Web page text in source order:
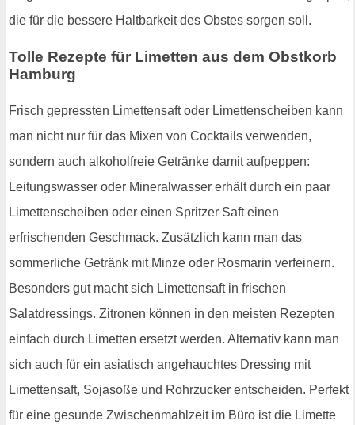
die für die bessere Haltbarkeit des Obstes sorgen soll.
Tolle Rezepte für Limetten aus dem Obstkorb
Hamburg
Frisch gepressten Limettensaft oder Limettenscheiben kann
man nicht nur für das Mixen von Cocktails verwenden,
sondern auch alkoholfreie Getränke damit aufpeppen:
Leitungswasser oder Mineralwasser erhält durch ein paar
Limettenscheiben oder einen Spritzer Saft einen
erfrischenden Geschmack. Zusätzlich kann man das
sommerliche Getränk mit Minze oder Rosmarin verfeinern.
Besonders gut macht sich Limettensaft in frischen
Salatdressings. Zitronen können in den meisten Rezepten
einfach durch Limetten ersetzt werden. Alternativ kann man
sich auch für ein asiatisch angehauchtes Dressing mit
Limettensaft, Sojasoße und Rohrzucker entscheiden. Perfekt
für eine gesunde Zwischenmahlzeit im Büro ist die Limette